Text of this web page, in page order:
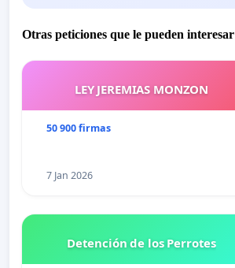
Otras peticiones que le pueden interesar
LEY JEREMIAS MONZON
50 900 firmas
7 Jan 2026
Detención de los Perrotes